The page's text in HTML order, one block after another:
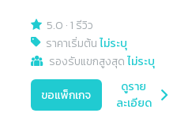
5.0 ·1 รีวิว
ราคาเริ่มต้นไม่ระบุ
รองรับแขกสูงสุดไม่ระบุ
ขอแพ็กเกจ
ดูราย
ละเอียด